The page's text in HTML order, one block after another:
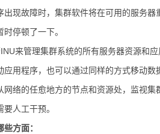
出现故障时，集群软件将在可用的服务
停顿了一下。
来管理集群系统的所有服务器资源和
应用程序，也可以通过同样的方式移动
络的任愈地方的节点和资源处，监视
人工干预。
方面：